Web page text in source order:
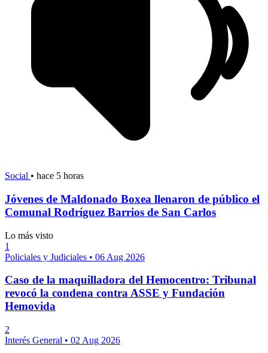
Social • hace 5 horas
Jóvenes de Maldonado Boxea llenaron de público el
Comunal Rodríguez Barrios de San Carlos
Lo más visto
1
Policiales y Judiciales • 06 Aug 2026
Caso de la maquilladora del Hemocentro: Tribunal
revocó la condena contra ASSE y Fundación
Hemovida
2
Interés General • 02 Aug 2026